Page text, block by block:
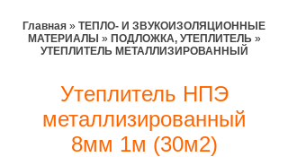
Главная » ТЕПЛО- И ЗВУКОИЗОЛЯЦИОННЫЕ
МАТЕРИАЛЫ » ПОДЛОЖКА, УТЕПЛИТЕЛЬ»
УТЕПЛИТЕЛЬ МЕТАЛЛИЗИРОВАННЫЙ
Утеплитель НПЭ
металлизированный
8мм 1м (30м2)